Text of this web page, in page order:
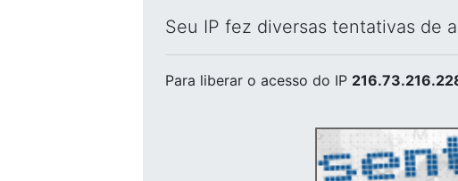
Seu IP fez diversas tentativas de
Para liberar o acesso do IP